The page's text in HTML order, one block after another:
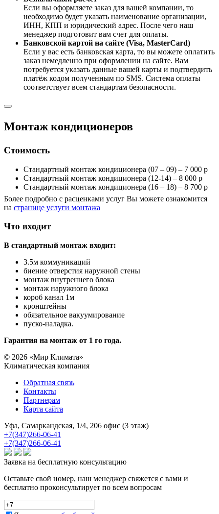
Если вы оформляете заказ для вашей компании, то
необходимо будет указать наименование организации,
ИНН, КПП и юридический адрес. После чего наш
менеджер подготовит вам счет для оплаты.
Банковской картой на сайте (Visa, MasterCard)
Если у вас есть банковская карта, то вы можете оплатить
заказ немедленно при оформлении на сайте. Вам
потребуется указать данные вашей карты и подтвердить
платёж кодом полученным по SMS. Система оплаты
соответствует всем стандартам безопасности.
Монтаж кондиционеров
Стоимость
Стандартный монтаж кондиционера (07 – 09) – 7 000 р
Стандартный монтаж кондиционера (12-14) – 8 000 р
Стандартный монтаж кондиционера (16 – 18) – 8 700 р
Более подробно с расценками услуг Вы можете ознакомится
на странице услуги монтажа
Что входит
В стандартный монтаж входит:
3.5м коммуникаций
биение отверстия наружной стены
монтаж внутреннего блока
монтаж наружного блока
короб канал 1м
кронштейны
обязательное вакуумирование
пуско-наладка.
Гарантия на монтаж от 1 го года.
© 2026 «Мир Климата»
Климатическая компания
Обратная связь
Контакты
Партнерам
Карта сайта
Уфа, Самаркандская, 1/4, 206 офис (3 этаж)
+7(347)266-06-41
+7(347)266-06-41
Заявка на бесплатную консультацию
Оставьте свой номер, наш менеджер свяжется с вами и
бесплатно проконсультирует по всем вопросам